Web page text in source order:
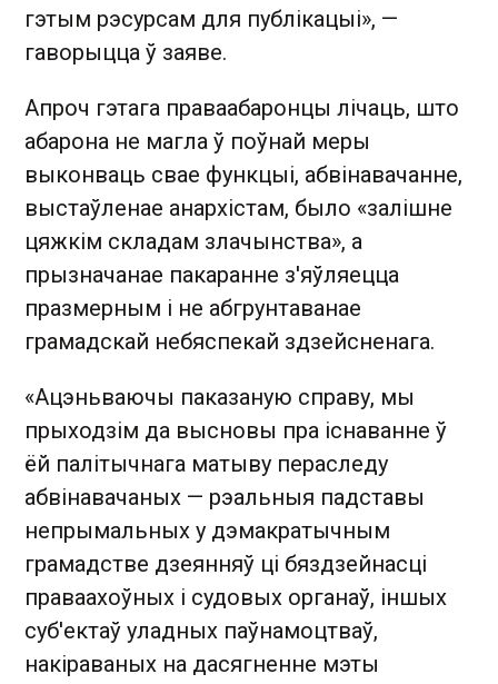
гэтым рэсурсам для публікацыі», —
гаворыцца ў заяве.
Апроч гэтага праваабаронцы лічаць, што
абарона не магла ў поўнай меры
выконваць свае функцыі, абвінавачанне,
выстаўленае анархістам, было «залішне
цяжкім складам злачынства», а
прызначанае пакаранне з'яўляецца
празмерным і не абгрунтаванае
грамадскай небяспекай здзейсненага.
«Ацэньваючы паказаную справу, мы
прыходзім да высновы пра існаванне ў
ёй палітычнага матыву пераследу
абвінавачаных — рэальныя падставы
непрымальных у дэмакратычным
грамадстве дзеянняў ці бяздзейнасці
праваахоўных і судовых органаў, іншых
суб'ектаў уладных паўнамоцтваў,
накіраваных на дасягненне мэты